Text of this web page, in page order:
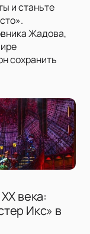
и станьте
Жадова,
сохранить
века:
Икс» в